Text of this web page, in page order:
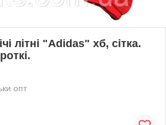
літні "Adidas" хб, сітка.
опт